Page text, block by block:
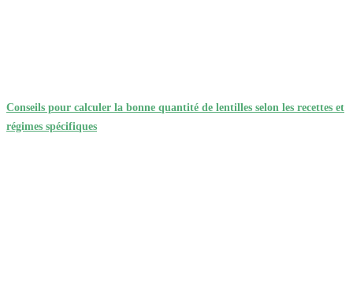
Conseils pour calculer la bonne quantité de lentilles selon les recettes et
régimes spécifiques